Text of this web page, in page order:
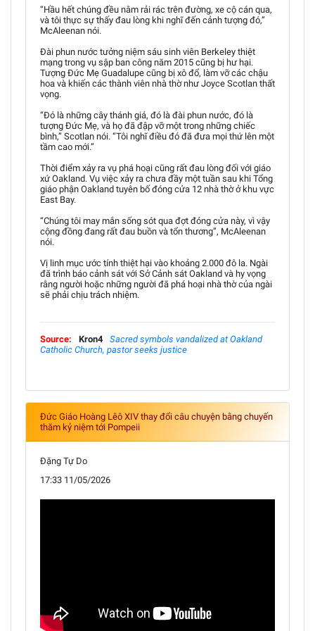
“Hầu hết chúng đều nằm rải rác trên đường, xe cộ cán qua,
và tôi thực sự thấy đau lòng khi nghĩ đến cảnh tượng đó,”
McAleenan nói.
Đài phun nước tưởng niệm sáu sinh viên Berkeley thiệt
mạng trong vụ sập ban công năm 2015 cũng bị hư hại.
Tượng Đức Mẹ Guadalupe cũng bị xô đổ, làm vỡ các chậu
hoa và khiến các thành viên nhà thờ như Joyce Scotlan thất
vọng.
“Đó là những cây thánh giá, đó là đài phun nước, đó là
tượng Đức Mẹ, và họ đã đập vỡ một trong những chiếc
bình,” Scotlan nói. “Tôi nghĩ điều đó đã đưa mọi thứ lên một
tầm cao mới.”
Thời điểm xảy ra vụ phá hoại cũng rất đau lòng đối với giáo
xứ Oakland. Vụ việc xảy ra chưa đầy một tuần sau khi Tổng
giáo phận Oakland tuyên bố đóng cửa 12 nhà thờ ở khu vực
East Bay.
“Chúng tôi may mắn sống sót qua đợt đóng cửa này, vì vậy
cộng đồng đang rất đau buồn và tổn thương”, McAleenan
nói.
Vị linh mục ước tính thiệt hại vào khoảng 2.000 đô la. Ngài
đã trình báo cảnh sát với Sở Cảnh sát Oakland và hy vọng
rằng người hoặc những người đã phá hoại nhà thờ của ngài
sẽ phải chịu trách nhiệm.
Source: Kron4
Sacred symbols vandalized at Oakland
Catholic Church, pastor seeks justice
Đức Giáo Hoàng Lêô XIV thay đổi câu chuyện bằng chuyến
thăm kỷ niệm tới Pompeii
Đặng Tự Do
17:33 11/05/2026